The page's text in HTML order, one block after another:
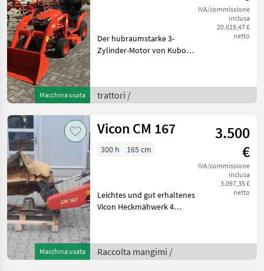
Macchina usata
IVA/commissione
inclusa
20.619,47 €
netto
Der hubraumstarke 3-
Zylinder-Motor von Kubota
schwierigste Aufgaben zu
bewältigen Das HST-
ein lei
trattori /
Macchina usata
Vicon CM 167
3.500
€
IVA/commissione
inclusa
3.097,35 €
netto
300 h 165 cm
Leichtes und gut erhaltenes
Vicon Heckmähwerk 4
Keilriemenantrieb
Gelenkwelle Kommen sie
Raccolta mangimi /